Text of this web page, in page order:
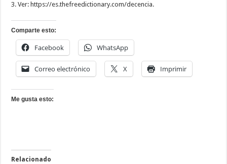
3. Ver: https://es.thefreedictionary.com/decencia.
Comparte esto:
Facebook WhatsApp
Correo electrónico X Imprimir
Me gusta esto:
Relacionado